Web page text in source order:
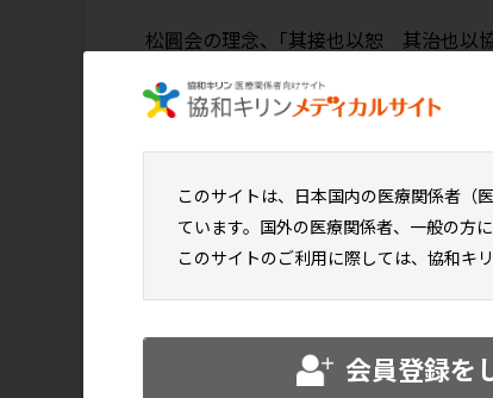
松圓会の理念、｢其接也以恕 其治也以
その治するや協をもってす）は、『論語
「『恕』とは思いやりの気持ちを表す
思いやりの心を持って人に接し、『協
たらす最適医療を患者さんに提供する
開設当時は血液透析専門の単体のクリ
クリニックは1976年に8床の入院病床
（現在は95床）。この時、医療法人財
には病院の名称を東葛クリニック病院
法人財団松圓会が誕生した。
このサイトは、日本国内の医療関係者（
ています。国外の医療関係者、一般の方
このサイトのご利用に際しては、協和キ
会員登録を